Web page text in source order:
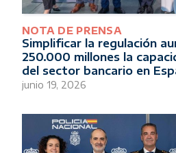
NOTA DE PRENSA
Simplificar la regulación
250.000 millones la
del sector bancario en
junio 19, 2026